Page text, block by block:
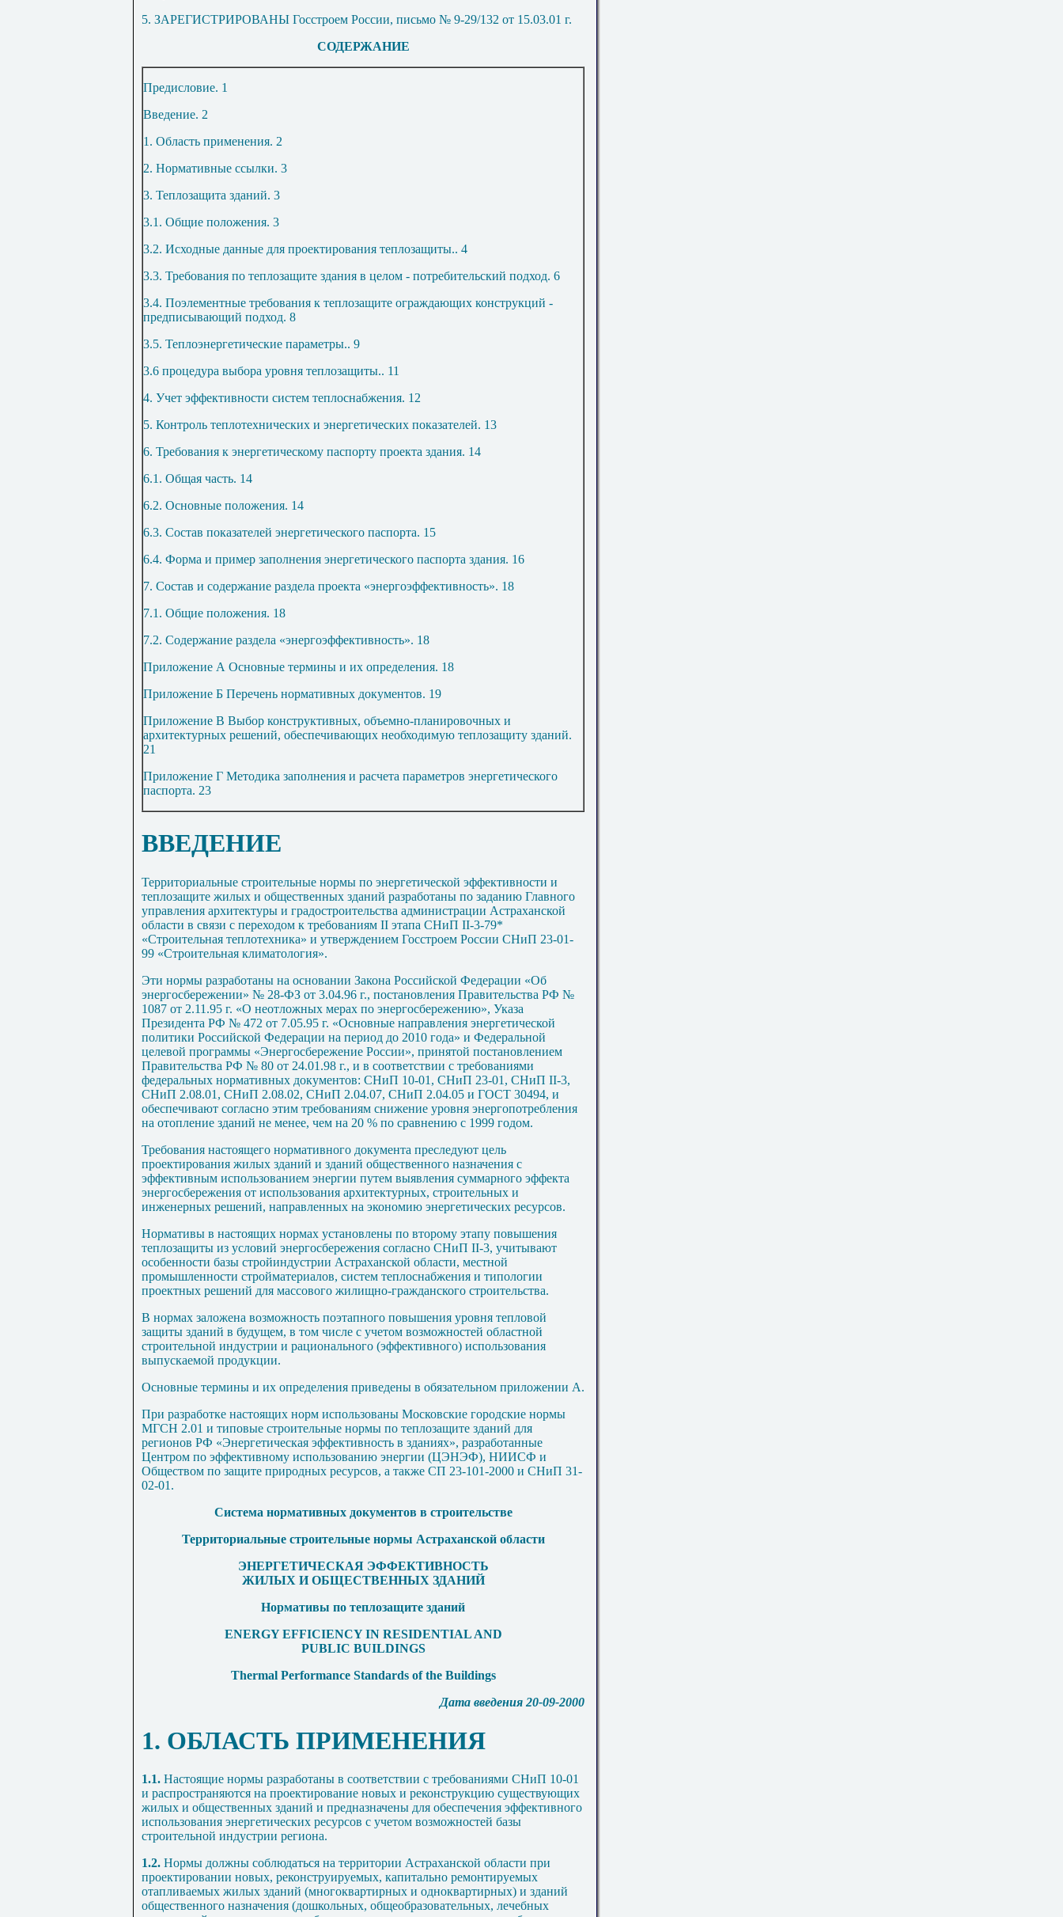
5. ЗАРЕГИСТРИРОВАНЫ Госстроем России, письмо № 9-29/132 от 15.03.01 г.
СОДЕРЖАНИЕ
Предисловие. 1
Введение. 2
1. Область применения. 2
2. Нормативные ссылки. 3
3. Теплозащита зданий. 3
3.1. Общие положения. 3
3.2. Исходные данные для проектирования теплозащиты.. 4
3.3. Требования по теплозащите здания в целом - потребительский подход. 6
3.4. Поэлементные требования к теплозащите ограждающих конструкций -
предписывающий подход. 8
3.5. Теплоэнергетические параметры.. 9
3.6 процедура выбора уровня теплозащиты.. 11
4. Учет эффективности систем теплоснабжения. 12
5. Контроль теплотехнических и энергетических показателей. 13
6. Требования к энергетическому паспорту проекта здания. 14
6.1. Общая часть. 14
6.2. Основные положения. 14
6.3. Состав показателей энергетического паспорта. 15
6.4. Форма и пример заполнения энергетического паспорта здания. 16
7. Состав и содержание раздела проекта «энергоэффективность». 18
7.1. Общие положения. 18
7.2. Содержание раздела «энергоэффективность». 18
Приложение А Основные термины и их определения. 18
Приложение Б Перечень нормативных документов. 19
Приложение В Выбор конструктивных, объемно-планировочных и
архитектурных решений, обеспечивающих необходимую теплозащиту зданий.
21
Приложение Г Методика заполнения и расчета параметров энергетического
паспорта. 23
ВВЕДЕНИЕ
Территориальные строительные нормы по энергетической эффективности и
теплозащите жилых и общественных зданий разработаны по заданию Главного
управления архитектуры и градостроительства администрации Астраханской
области в связи с переходом к требованиям II этапа СНиП II-3-79*
«Строительная теплотехника» и утверждением Госстроем России СНиП 23-01-
99 «Строительная климатология».
Эти нормы разработаны на основании Закона Российской Федерации «Об
энергосбережении» № 28-ФЗ от 3.04.96 г., постановления Правительства РФ №
1087 от 2.11.95 г. «О неотложных мерах по энергосбережению», Указа
Президента РФ № 472 от 7.05.95 г. «Основные направления энергетической
политики Российской Федерации на период до 2010 года» и Федеральной
целевой программы «Энергосбережение России», принятой постановлением
Правительства РФ № 80 от 24.01.98 г., и в соответствии с требованиями
федеральных нормативных документов: СНиП 10-01, СНиП 23-01, СНиП II-3,
СНиП 2.08.01, СНиП 2.08.02, СНиП 2.04.07, СНиП 2.04.05 и ГОСТ 30494, и
обеспечивают согласно этим требованиям снижение уровня энергопотребления
на отопление зданий не менее, чем на 20 % по сравнению с 1999 годом.
Требования настоящего нормативного документа преследуют цель
проектирования жилых зданий и зданий общественного назначения с
эффективным использованием энергии путем выявления суммарного эффекта
энергосбережения от использования архитектурных, строительных и
инженерных решений, направленных на экономию энергетических ресурсов.
Нормативы в настоящих нормах установлены по второму этапу повышения
теплозащиты из условий энергосбережения согласно СНиП II-3, учитывают
особенности базы стройиндустрии Астраханской области, местной
промышленности стройматериалов, систем теплоснабжения и типологии
проектных решений для массового жилищно-гражданского строительства.
В нормах заложена возможность поэтапного повышения уровня тепловой
защиты зданий в будущем, в том числе с учетом возможностей областной
строительной индустрии и рационального (эффективного) использования
выпускаемой продукции.
Основные термины и их определения приведены в обязательном приложении А.
При разработке настоящих норм использованы Московские городские нормы
МГСН 2.01 и типовые строительные нормы по теплозащите зданий для
регионов РФ «Энергетическая эффективность в зданиях», разработанные
Центром по эффективному использованию энергии (ЦЭНЭФ), НИИСФ и
Обществом по защите природных ресурсов, а также СП 23-101-2000 и СНиП 31-
02-01.
Система нормативных документов в строительстве
Территориальные строительные нормы Астраханской области
ЭНЕРГЕТИЧЕСКАЯ ЭФФЕКТИВНОСТЬ
ЖИЛЫХ И ОБЩЕСТВЕННЫХ ЗДАНИЙ
Нормативы по теплозащите зданий
ENERGY EFFICIENCY IN RESIDENTIAL AND
PUBLIC BUILDINGS
Thermal Performance Standards of the Buildings
Дата введения 20-09-2000
1. ОБЛАСТЬ ПРИМЕНЕНИЯ
1.1. Настоящие нормы разработаны в соответствии с требованиями СНиП 10-01
и распространяются на проектирование новых и реконструкцию существующих
жилых и общественных зданий и предназначены для обеспечения эффективного
использования энергетических ресурсов с учетом возможностей базы
строительной индустрии региона.
1.2. Нормы должны соблюдаться на территории Астраханской области при
проектировании новых, реконструируемых, капитально ремонтируемых
отапливаемых жилых зданий (многоквартирных и одноквартирных) и зданий
общественного назначения (дошкольных, общеобразовательных, лечебных